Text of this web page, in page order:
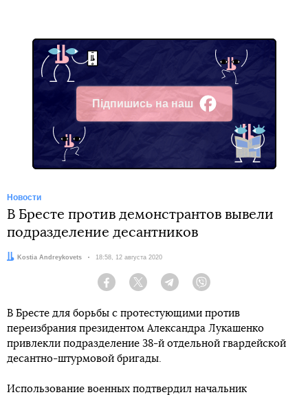
Підпишись на наш
Facebook
Новости
В Бресте против демонстрантов вывели
подразделение десантников
Автор:Kostia Andreykovets Дата:
18:58, 12 августа 2020
Facebook Twitter Telegram
В Бресте для борьбы с протестующими против
переизбрания президентом Александра Лукашенко
привлекли подразделение 38-й отдельной гвардейской
десантно-штурмовой бригады.
Использование военных подтвердил начальник